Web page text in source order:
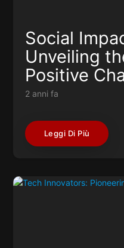
Social
Unveiling
Positive
2 anni fa
Leggi Di Più